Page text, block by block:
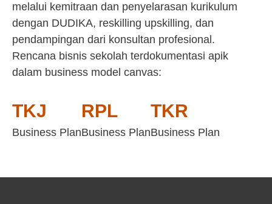
melalui kemitraan dan penyelarasan kurikulum
dengan DUDIKA, reskilling upskilling, dan
pendampingan dari konsultan profesional.
Rencana bisnis sekolah terdokumentasi apik
dalam business model canvas:
TKJ
Business Plan
RPL
Business Plan
TKR
Business Plan